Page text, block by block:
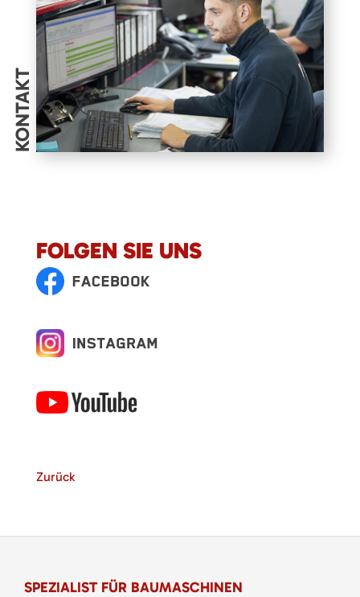
KONTAKT
FOLGEN SIE UNS
Zurück
SPEZIALIST FÜR BAUMASCHINEN